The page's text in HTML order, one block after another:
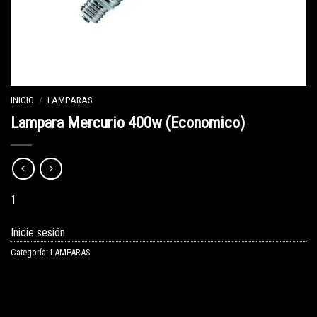
INICIO / LAMPARAS
Lampara Mercurio 400w (Economico)
1
Inicie sesión
Categoría: LAMPARAS